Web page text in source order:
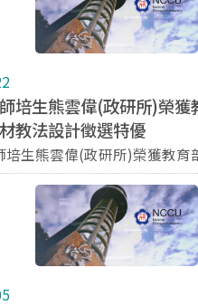
師培生熊雲偉(政研所)榮
教法設計徵選特優
培生熊雲偉(政研所)榮獲教育
計徵選特優